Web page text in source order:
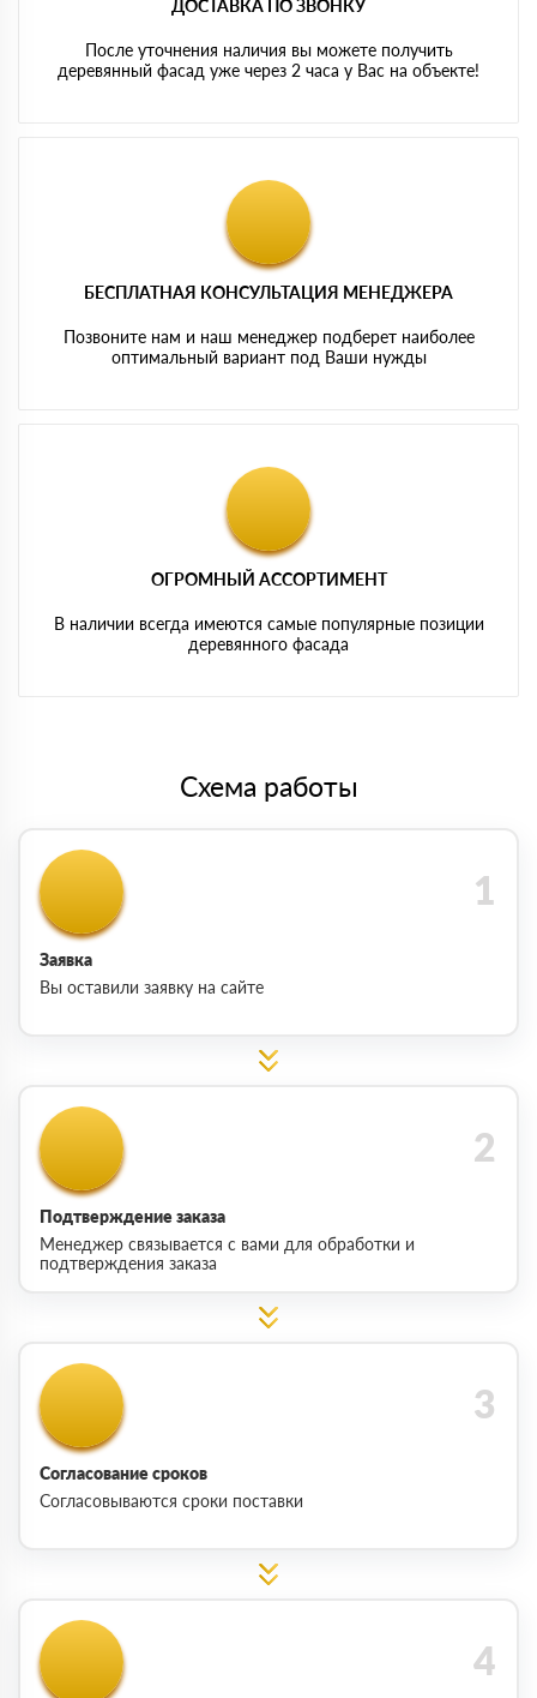
ДОСТАВКА ПО ЗВОНКУ
После уточнения наличия вы можете получить
деревянный фасад уже через 2 часа у Вас на объекте!
БЕСПЛАТНАЯ КОНСУЛЬТАЦИЯ МЕНЕДЖЕРА
Позвоните нам и наш менеджер подберет наиболее
оптимальный вариант под Ваши нужды
ОГРОМНЫЙ АССОРТИМЕНТ
В наличии всегда имеются самые популярные позиции
деревянного фасада
Схема работы
Заявка
Вы оставили заявку на сайте
Подтверждение заказа
Менеджер связывается с вами для обработки и
подтверждения заказа
Согласование сроков
Согласовываются сроки поставки